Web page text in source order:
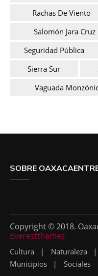
Rachas De Viento
Salomón Jara Cruz
Seguridad Pública
Sierra Sur
Vaguada
SOBRE
Copyright © 2018.
Everestthemes
Cultura Naturaleza
Municipios
Sociales